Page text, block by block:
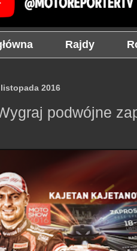
Rajdy
2016
podwójne